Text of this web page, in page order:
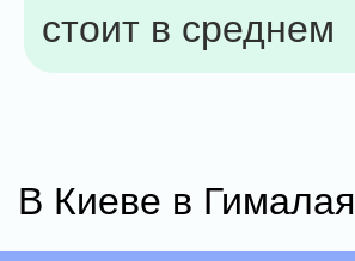
стоит в среднем
В Киеве в